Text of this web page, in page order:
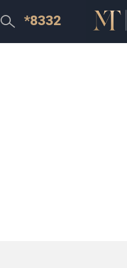
*8332